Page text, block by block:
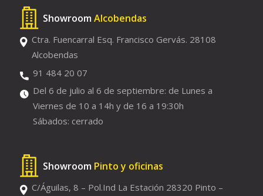
Showroom Alcobendas
Ctra. Fuencarral Esq. Francisco Gervás. 28108
Alcobendas
91 484 20 07
Del 6 de julio al 6 de septiembre: de Lunes a
Viernes de 10 a 14h y de 16 a 19:30h
Sábados: cerrado
Showroom Pinto y oficinas
C/Águilas, 8 – Pol.Ind La Estación 28320 Pinto –